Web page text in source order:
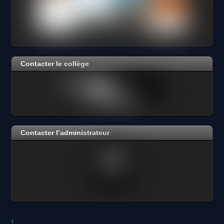
Contacter le collège
Contacter l’administrateur
↑